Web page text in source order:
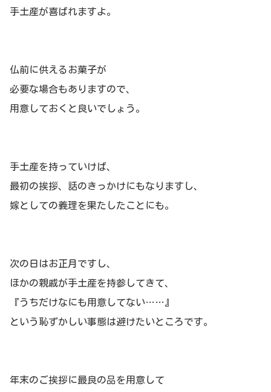
手土産が喜ばれますよ。
仏前に供えるお菓子が
必要な場合もありますので、
用意しておくと良いでしょう。
手土産を持っていけば、
最初の挨拶、話のきっかけにもなりますし、
嫁としての義理を果たしたことにも。
次の日はお正月ですし、
ほかの親戚が手土産を持参してきて、
『うちだけなにも用意してない……』
という恥ずかしい事態は避けたいところです。
年末のご挨拶に最良の品を用意して